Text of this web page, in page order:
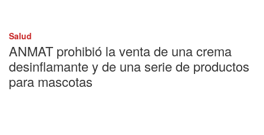
Salud
ANMAT prohibió la venta de una crema
desinflamante y de una serie de productos
para mascotas